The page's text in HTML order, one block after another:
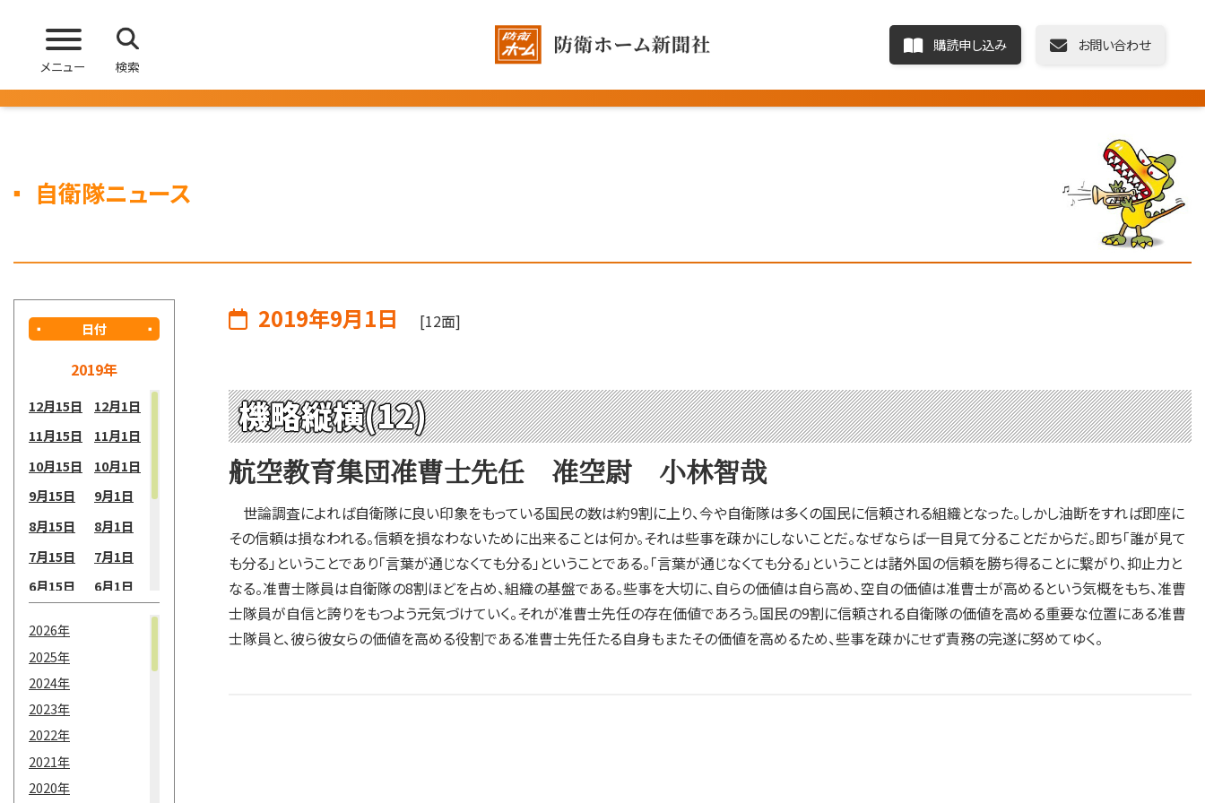
メニュー 検索
購読申し込み お問い合わせ
自衛隊ニュース
日付
2019年
12月15日
12月1日
11月15日
11月1日
10月15日
10月1日
9月15日
9月1日
8月15日
8月1日
7月15日
7月1日
6月15日
6月1日
3月15日
2月15日
1月15日
2026年
2025年
2024年
2023年
2022年
2021年
2020年
2019年9月1日 [12面]
機略縦横(12)
航空教育集団准曹士先任 准空尉 小林智哉
世論調査によれば自衛隊に良い印象をもっている国民の数は約9割に上り、今や自衛隊は多くの国民に信頼される組織となった。しかし油断をすれば即座に
その信頼は損なわれる。信頼を損なわないために出来ることは何か。それは些事を疎かにしないことだ。なぜならば一目見て分ることだからだ。即ち「誰が見て
も分る」ということであり「言葉が通じなくても分る」ということである。「言葉が通じなくても分る」ということは諸外国の信頼を勝ち得ることに繋がり、抑止力と
なる。准曹士隊員は自衛隊の8割ほどを占め、組織の基盤である。些事を大切に、自らの価値は自ら高め、空自の価値は准曹士が高めるという気概をもち、准曹
士隊員が自信と誇りをもつよう元気づけていく。それが准曹士先任の存在価値であろう。国民の9割に信頼される自衛隊の価値を高める重要な位置にある准曹
士隊員と、彼ら彼女らの価値を高める役割である准曹士先任たる自身もまたその価値を高めるため、些事を疎かにせず責務の完遂に努めてゆく。